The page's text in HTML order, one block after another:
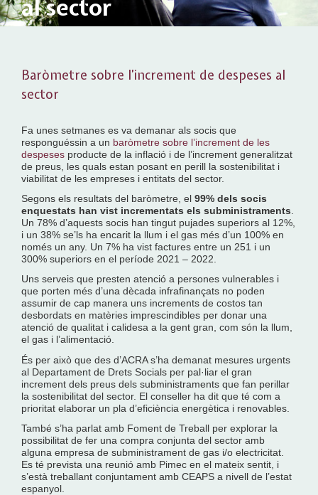
al sector
Baròmetre sobre l’increment de despeses al
sector
Fa unes setmanes es va demanar als socis que
responguéssin a un baròmetre sobre l’increment de les
despeses producte de la inflació i de l’increment generalitzat
de preus, les quals estan posant en perill la sostenibilitat i
viabilitat de les empreses i entitats del sector.
Segons els resultats del baròmetre, el 99% dels socis
enquestats han vist incrementats els subministraments
Un 78% d’aquests socis han tingut pujades superiors al 12%,
i un 38% se’ls ha encarit la llum i el gas més d’un 100% en
només un any. Un 7% ha vist factures entre un 251 i un
300% superiors en el període 2021 – 2022.
Uns serveis que presten atenció a persones vulnerables i
que porten més d’una dècada infrafinançats no poden
assumir de cap manera uns increments de costos tan
desbordats en matèries imprescindibles per donar una
atenció de qualitat i calidesa a la gent gran, com són la llum,
el gas i l’alimentació.
És per això que des d’ACRA s’ha demanat mesures urgents
al Departament de Drets Socials per pal·liar el gran
increment dels preus dels subministraments que fan perillar
la sostenibilitat del sector. El conseller ha dit que té com a
prioritat elaborar un pla d’eficiència energètica i renovables.
També s’ha parlat amb Foment de Treball per explorar la
possibilitat de fer una compra conjunta del sector amb
alguna empresa de subministrament de gas i/o electricitat.
Es té prevista una reunió amb Pimec en el mateix sentit, i
s’està treballant conjuntament amb CEAPS a nivell de l’estat
espanyol.